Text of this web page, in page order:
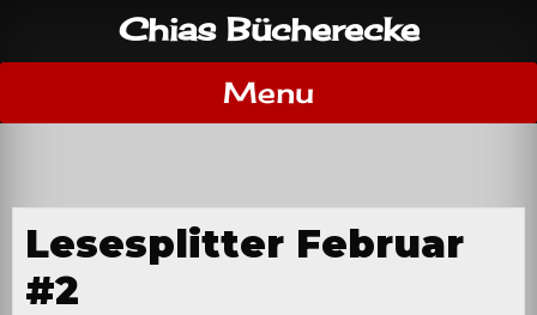
content
Chias Bücherecke
Menu
Lesesplitter Februar
#2